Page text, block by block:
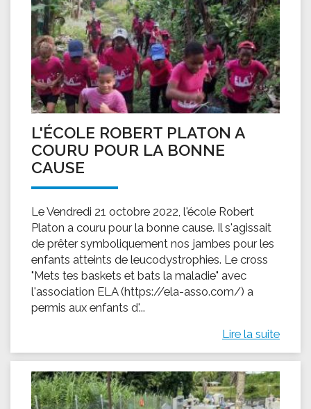
L'ÉCOLE ROBERT PLATON A
COURU POUR LA BONNE
CAUSE
Le Vendredi 21 octobre 2022, l'école Robert
Platon a couru pour la bonne cause. Il s'agissait
de prêter symboliquement nos jambes pour les
enfants atteints de leucodystrophies. Le cross
"Mets tes baskets et bats la maladie" avec
l'association ELA (https://ela-asso.com/) a
permis aux enfants d'...
Lire la suite